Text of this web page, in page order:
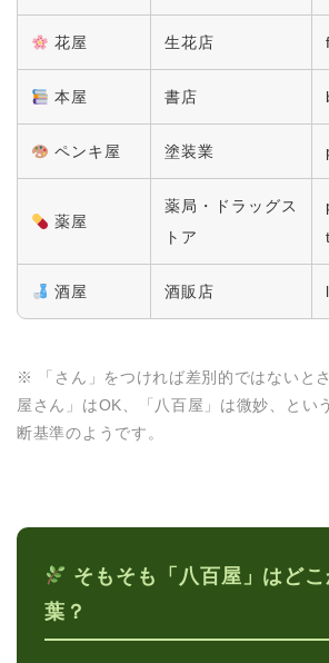
花屋 生花店
本屋 書店
ペンキ屋 塗装業
薬屋
薬局・ドラッグス
トア
酒屋 酒販店
※ 「さん」をつければ差別的ではないと
屋さん」はOK、「八百屋」は微妙、とい
断基準のようです。
そもそも「八百屋」はど
葉？